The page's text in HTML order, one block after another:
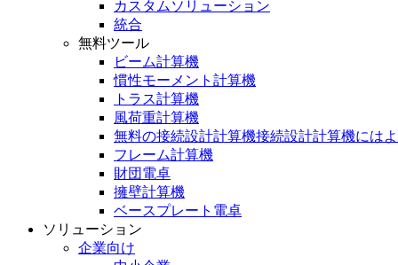
カスタムソリューション
統合
無料ツール
ビーム計算機
慣性モーメント計算機
トラス計算機
風荷重計算機
無料の接続設計計算機接続設計計算機には
フレーム計算機
財団電卓
擁壁計算機
ベースプレート電卓
ソリューション
企業向け